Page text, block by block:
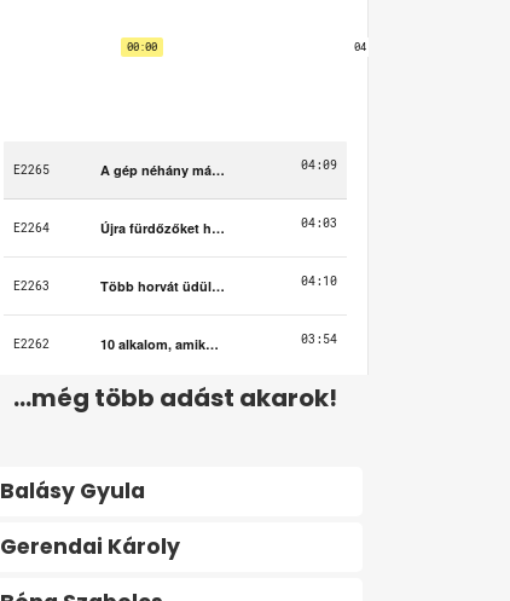
...még több adást akarok!
Balásy Gyula
Gerendai Károly